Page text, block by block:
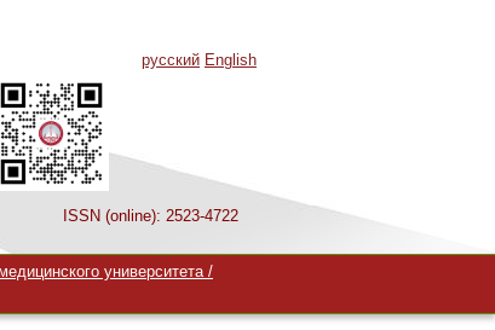
ISSN (online): 2523-4722
русский English
университета /